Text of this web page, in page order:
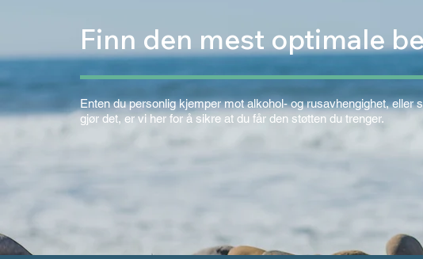
Finn den mest optimale
Enten du personlig kjemper mot alkohol- og rusavhengighet,
gjør det, er vi her for å sikre at du får den støtten du trenger.